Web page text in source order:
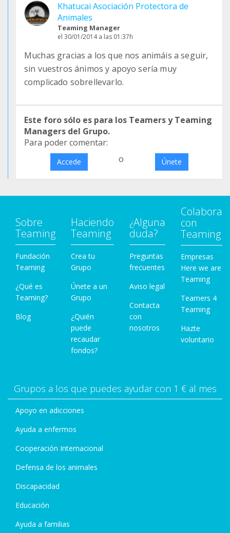
Khatucai Asociación Protectora de
Animales
Teaming Manager
el 30/01/2014 a las 01:37h
Muchas gracias a los que nos animáis a seguir,
sin vuestros ánimos y apoyo sería muy
complicado sobrellevarlo.
Este foro sólo es para los Teamers y Teaming
Managers del Grupo.
Para poder comentar:
Accede o Únete
Sobre
Teaming
Fundación
Teaming
¿Qué es
Teaming?
Blog
Haciendo
Teaming
Crea tu
Grupo
Únete a un
Grupo
¿Quién
puede
recaudar
fondos?
¿Alguna
duda?
Preguntas
frecuentes
Aviso legal
Contacta
con
nosotros
Colabora
con
Teaming
Empresas
Here we are
Teaming
Teamers 4
Teaming
Hazte
voluntario
Grupos a los que puedes ayudar con 1 € al mes
Apoyo en adicciones
Ayuda a enfermos
Cooperación Internacional
Defensa de los animales
Discapacidad
Educación
Ayuda a familias